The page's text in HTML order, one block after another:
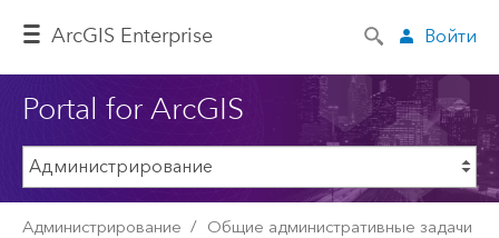
ArcGIS Enterprise Войти
Portal for ArcGIS
Администрирование Общие административные задачи